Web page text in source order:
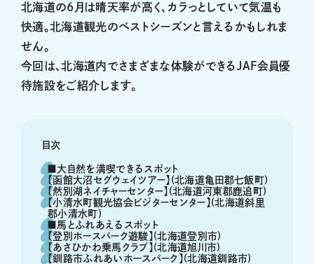
北海道の6月は晴天率が高く、カラっとしていて気温も
快適。北海道観光のベストシーズンと言えるかもしれま
せん。
今回は、北海道内でさまざまな体験ができるJAF会員優
待施設をご紹介します。
目次
■大自然を満喫できるスポット
【函館大沼セグウェイツアー】(北海道亀田郡七飯町)
【然別湖ネイチャーセンター】(北海道河東郡鹿追町)
【小清水町観光協会ビジターセンター】(北海道斜里
郡小清水町)
■馬とふれあえるスポット
【登別ホースパーク遊駿】(北海道登別市)
【あさひかわ乗馬クラブ】(北海道旭川市)
【釧路市ふれあいホースパーク】(北海道釧路市)